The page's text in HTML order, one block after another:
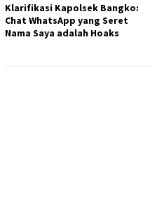
Klarifikasi Kapolsek Bangko:
Chat WhatsApp yang Seret
Nama Saya adalah Hoaks